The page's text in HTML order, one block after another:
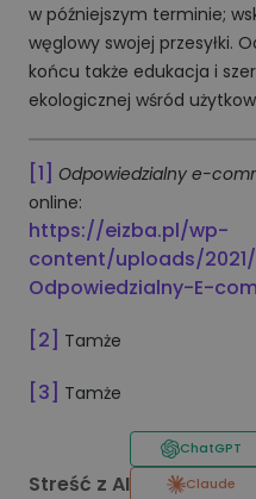
w późniejszym terminie;
węglowy swojej przesyłki.
końcu także edukacja i
ekologicznej wśród
[1] Odpowiedzialny e-
online:
https://eizba.pl/wp-
content/uploads/2021/
Odpowiedzialny-E-
[2] Tamże
[3] Tamże
Streść z AI
ChatGPT
Claude